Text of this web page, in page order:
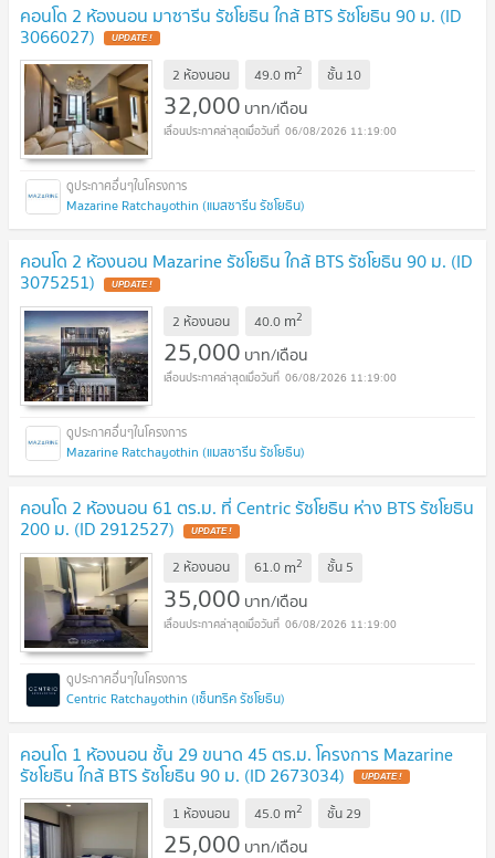
คอนโด 2 ห้องนอน มาซารีน รัชโยธิน ใกล้ BTS รัชโยธิน 90 ม. (ID
3066027)
2 ห้องนอน 49.0 m2 ชั้น 10
32,000 บาท/เดือน
06/08/2026 11:19:00
Mazarine Ratchayothin (แมสซารีน รัชโยธิน)
คอนโด 2 ห้องนอน Mazarine รัชโยธิน ใกล้ BTS รัชโยธิน 90 ม. (ID
3075251)
2 ห้องนอน 40.0 m2
25,000 บาท/เดือน
06/08/2026 11:19:00
Mazarine Ratchayothin (แมสซารีน รัชโยธิน)
คอนโด 2 ห้องนอน 61 ตร.ม. ที่ Centric รัชโยธิน ห่าง BTS รัชโยธิน
200 ม. (ID 2912527)
2 ห้องนอน 61.0 m2 ชั้น 5
35,000 บาท/เดือน
06/08/2026 11:19:00
Centric Ratchayothin (เซ็นทริค รัชโยธิน)
คอนโด 1 ห้องนอน ชั้น 29 ขนาด 45 ตร.ม. โครงการ Mazarine
รัชโยธิน ใกล้ BTS รัชโยธิน 90 ม. (ID 2673034)
1 ห้องนอน 45.0 m2 ชั้น29
25,000 บาท/เดือน